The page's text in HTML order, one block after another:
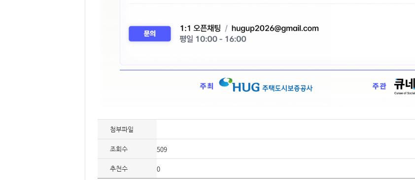
첨부파일
조회수 509
추천수 0